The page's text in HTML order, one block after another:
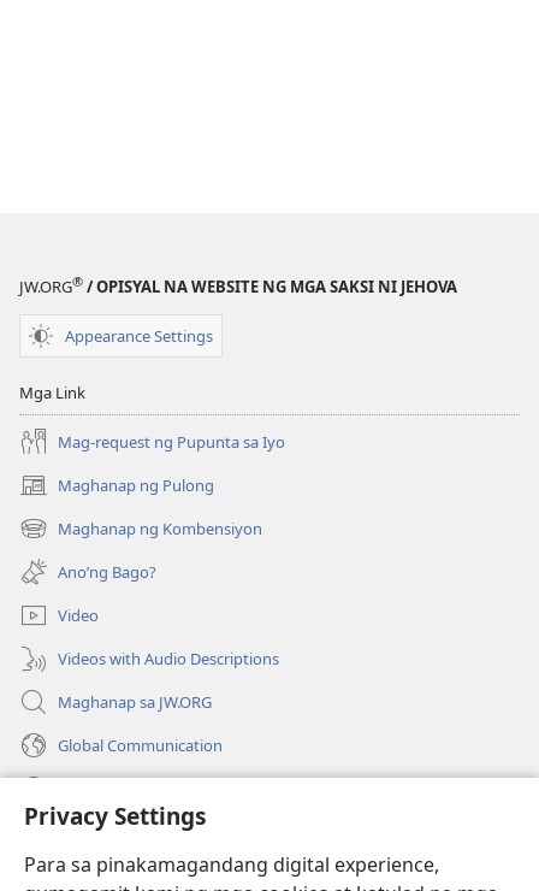
Privacy Settings
Para sa pinakamagandang digital experience,
JW.ORG® / OPISYAL NA WEBSITE NG MGA SAKSI NI JEHOVA
Appearance Settings
Mga Link
Mag-request ng Pupunta sa Iyo
Maghanap ng Pulong
(may
bubukas
na
bagong
window)
Maghanap ng Kombensiyon
(may
bubukas
na
bagong
window)
Ano’ng Bago?
Video
Videos with Audio Descriptions
Maghanap sa JW.ORG
Global Communication
(may